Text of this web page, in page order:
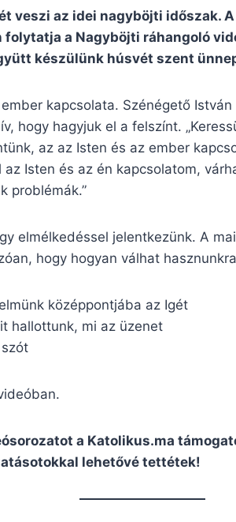
veszi az idei nagyböjti időszak.
folytatja a Nagyböjti ráhangoló
készülünk húsvét szent
kapcsolata. Szénégető
hogy hagyjuk el a felszínt.
az az Isten és az ember
Isten és az én kapcsolatom,
problémák.”
elmélkedéssel jelentkezünk. A
hogy hogyan válhat
középpontjába az Igét
hallottunk, mi az üzenet
a Katolikus.ma
lehetővé tettétek!